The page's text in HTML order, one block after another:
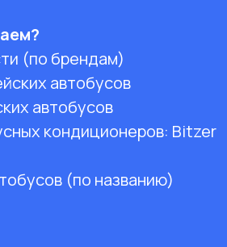
(по брендам)
автобусов
автобусов
кондиционеров: Bitzer
(по названию)